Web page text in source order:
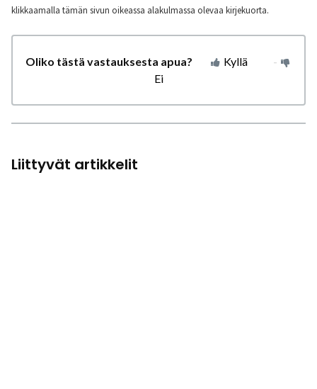
klikkaamalla tämän sivun oikeassa alakulmassa olevaa kirjekuorta.
Oliko tästä vastauksesta apua?
Kyllä
Ei
Liittyvät artikkelit